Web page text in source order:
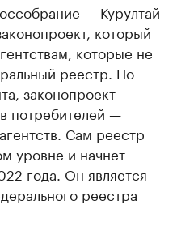
— Курултай
который
которые не
реестр. По
законопроект
потребителей —
Сам реестр
уровне и начнет
года. Он является
реестра